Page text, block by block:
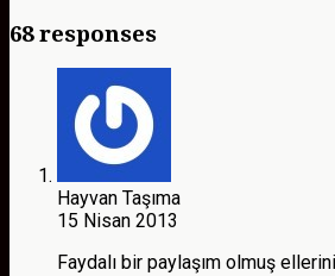
68 responses
Hayvan Taşıma
15 Nisan 2013
Faydalı bir paylaşım olmuş